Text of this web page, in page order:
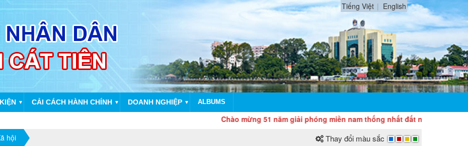
Tiếng Việt English
▼ CẢI CÁCH HÀNH CHÍNH ▼ DOANH NGHIỆP ▼ ALBUMS
Chào mừng 51 năm giải phóng miền nam thống nhất đất nước (30/4/1975 - 30/
hội Thay đổi màu sắc